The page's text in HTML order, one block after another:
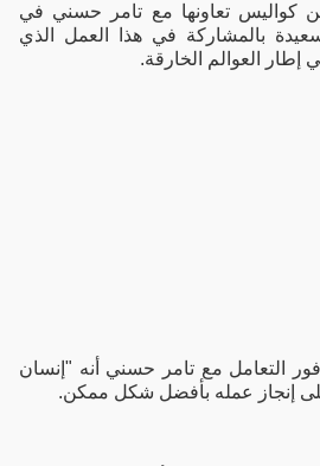
كواليس تعاونها مع تامر حسني في
بالمشاركة في هذا العمل الذي
إطار العوالم الخارقة.
التعامل مع تامر حسني أنه "إنسان
إنجاز عمله بأفضل شكل ممكن.